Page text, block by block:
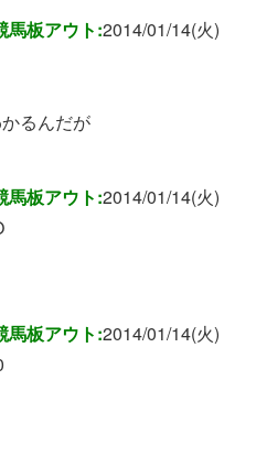
馬板アウト:2014/01/14(火)
るんだが
馬板アウト:2014/01/14(火)
馬板アウト:2014/01/14(火)